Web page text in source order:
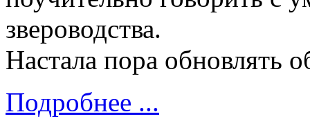
звероводства.
Настала пора обновлять
Подробнее ...